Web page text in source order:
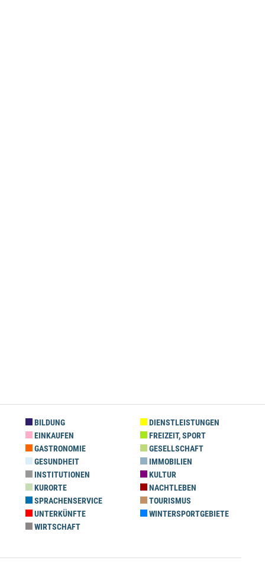
BILDUNG
DIENSTLEISTUNGEN
EINKAUFEN
FREIZEIT, SPORT
GASTRONOMIE
GESELLSCHAFT
GESUNDHEIT
IMMOBILIEN
INSTITUTIONEN
KULTUR
KURORTE
NACHTLEBEN
SPRACHENSERVICE
TOURISMUS
UNTERKÜNFTE
WINTERSPORTGEBIETE
WIRTSCHAFT